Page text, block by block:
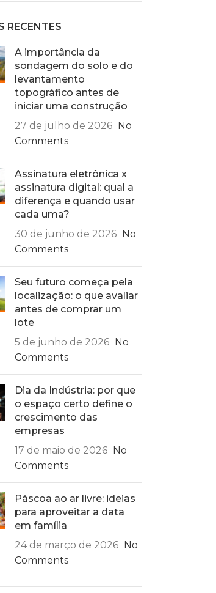
RECENTES
A importância da
sondagem do solo e do
levantamento
topográfico antes de
iniciar uma construção
27 de julho de 2026 No
Comments
Assinatura eletrônica x
assinatura digital: qual a
diferença e quando usar
cada uma?
30 de junho de 2026 No
Comments
Seu futuro começa pela
localização: o que avaliar
antes de comprar um
lote
5 de junho de 2026 No
Comments
Dia da Indústria: por que
o espaço certo define o
crescimento das
empresas
17 de maio de 2026 No
Comments
Páscoa ao ar livre: ideias
para aproveitar a data
em família
24 de março de 2026 No
Comments